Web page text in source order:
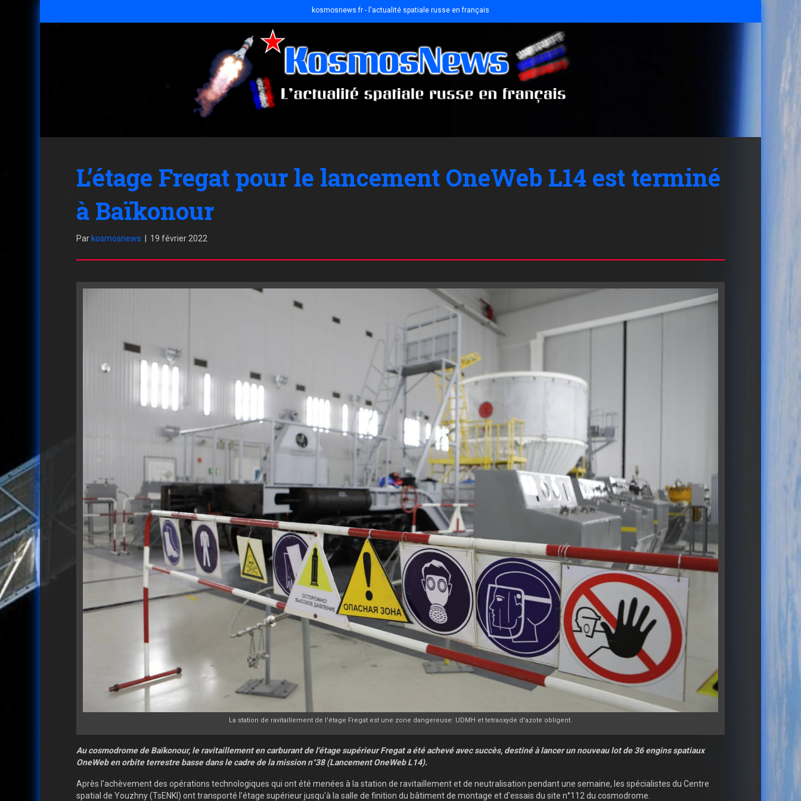
kosmosnews.fr - l'actualité spatiale russe en français
L’étage Fregat pour le lancement OneWeb L14 est terminé
à Baïkonour
Par kosmosnews 19 février 2022
La station de ravitaillement de l'étage Fregat est une zone dangereuse: UDMH et tetraoxyde d'azote obligent.
Au cosmodrome de Baïkonour, le ravitaillement en carburant de l'étage supérieur Fregat a été achevé avec succès, destiné à lancer un nouveau lot de 36 engins spatiaux
OneWeb en orbite terrestre basse dans le cadre de la mission n°38 (Lancement OneWeb L14).
Après l'achèvement des opérations technologiques qui ont été menées à la station de ravitaillement et de neutralisation pendant une semaine, les spécialistes du Centre
spatial de Youzhny (TsENKI) ont transporté l'étage supérieur jusqu'à la salle de finition du bâtiment de montage et d'essais du site n°112 du cosmodrome.